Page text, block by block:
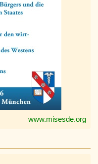
www.misesde.org